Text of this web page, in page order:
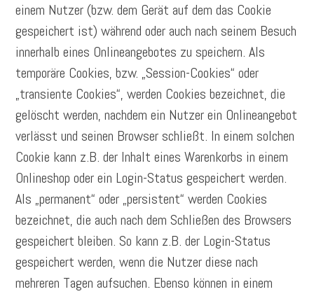
einem Nutzer (bzw. dem Gerät auf dem das Cookie
gespeichert ist) während oder auch nach seinem Besuch
innerhalb eines Onlineangebotes zu speichern. Als
temporäre Cookies, bzw. „Session-Cookies“ oder
„transiente Cookies“, werden Cookies bezeichnet, die
gelöscht werden, nachdem ein Nutzer ein Onlineangebot
verlässt und seinen Browser schließt. In einem solchen
Cookie kann z.B. der Inhalt eines Warenkorbs in einem
Onlineshop oder ein Login-Status gespeichert werden.
Als „permanent“ oder „persistent“ werden Cookies
bezeichnet, die auch nach dem Schließen des Browsers
gespeichert bleiben. So kann z.B. der Login-Status
gespeichert werden, wenn die Nutzer diese nach
mehreren Tagen aufsuchen. Ebenso können in einem